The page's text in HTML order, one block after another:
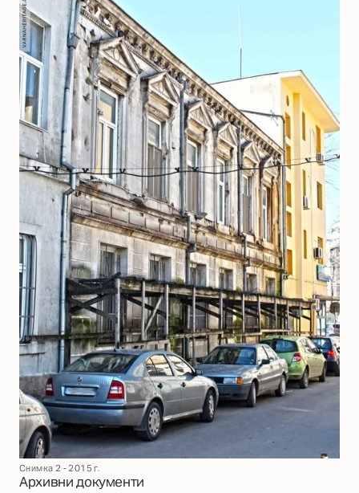
Снимка 2 - 2015 г.
Архивни документи